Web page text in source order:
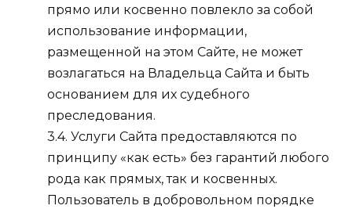
прямо или косвенно повлекло за собой
использование информации,
размещенной на этом Сайте, не может
возлагаться на Владельца Сайта и быть
основанием для их судебного
преследования.
3.4. Услуги Сайта предоставляются по
принципу «как есть» без гарантий любого
рода как прямых, так и косвенных.
Пользователь в добровольном порядке